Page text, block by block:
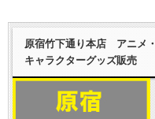
原宿竹下通り本店 アニメ・
キャラクターグッズ販売